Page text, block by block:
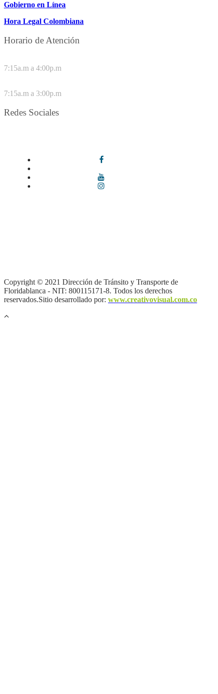
Gobierno en Línea
Hora Legal Colombiana
Horario de Atención
7:15a.m a 4:00p.m
7:15a.m a 3:00p.m
Redes Sociales
Copyright © 2021 Dirección de Tránsito y Transporte de
Floridablanca - NIT: 800115171-8. Todos los derechos
reservados.Sitio desarrollado por: www.creativovisual.com.co